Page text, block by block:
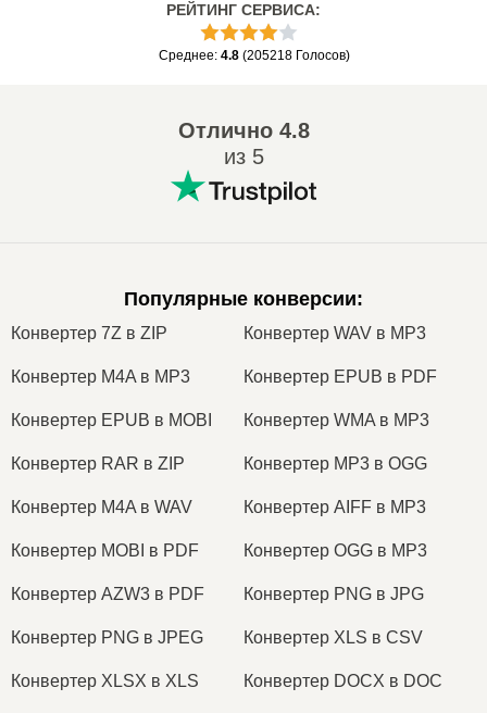
РЕЙТИНГ СЕРВИСА:
Среднее: 4.8 (205218 Голосов)
Отлично4.8
из 5
Популярные конверсии:
Конвертер 7Z в ZIP Конвертер WAV в MP3
Конвертер M4A в MP3 Конвертер EPUB в PDF
Конвертер EPUB в MOBI Конвертер WMA в MP3
Конвертер RAR в ZIP Конвертер MP3 в OGG
Конвертер M4A в WAV Конвертер AIFF в MP3
Конвертер MOBI в PDF Конвертер OGG в MP3
Конвертер AZW3 в PDF Конвертер PNG в JPG
Конвертер PNG в JPEG Конвертер XLS в CSV
Конвертер XLSX в XLS Конвертер DOCX в DOC